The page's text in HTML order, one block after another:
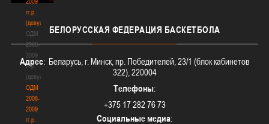
гг.р.
(девушки)
ОДМ
2008-
2009
гг.р.
(девушки)
ОДМ
2008-
2009
гг.р.
БЕЛОРУССКАЯ ФЕДЕРАЦИЯ БАСКЕТБОЛА
Адрес: Беларусь, г. Минск, пр. Победителей, 23/1 (блок кабинетов
322), 220004
Телефоны:
+375 17 282 76 73
Социальные медиа: